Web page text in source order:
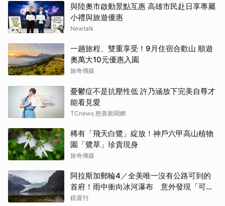
與陸奧市啟動景點互惠 高雄市民赴日享專屬
小禮與旅遊優惠
Newtalk
一趟旅程、雙重享受！9月住宿合歡山 順遊
奧萬大10元優惠入園
旅奇傳媒
憂鬱症不是抗壓性低 許乃涵放下完美自尊才
能看見愛
TCnews 慈善新聞網
稀有「飛天白鷺」綻放！神戶六甲高山植物
園「鷺草」珍貴現身
旅奇傳媒
阿拉斯加郵輪4／全美唯一沒有公路可到的
首府！雨中衝向冰河瀑布 意外發現「可講
價」的質感紀念品
鏡週刊